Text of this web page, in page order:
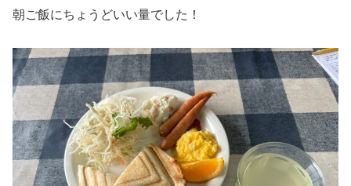
朝ご飯にちょうどいい量でした！